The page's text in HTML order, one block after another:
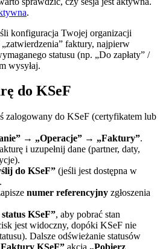
.
konfiguracja Twojej organizacji
faktury, najpierw
statusu (np. „Do zapłaty” /
wysyłaj.
do KSeF
zalogowany do KSeF (certyfikatem lub
→ „Operacje” → „Faktury”.
i uzupełnij dane (partner, daty,
do KSeF” (jeśli jest dostępna w
numer referencyjny zgłoszenia
KSeF”, aby pobrać stan
jest widoczny, dopóki KSeF nie
Dalsze odświeżanie statusów